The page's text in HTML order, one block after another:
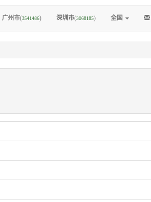
广州市(3541486) 深圳市(3068185) 全国